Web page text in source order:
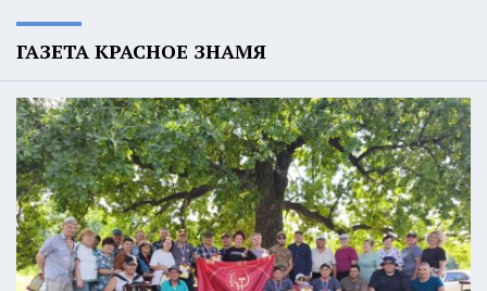
ГАЗЕТА КРАСНОЕ ЗНАМЯ